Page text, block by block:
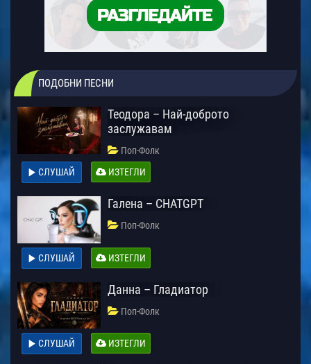
ПОДОБНИ ПЕСНИ
Теодора – Най-доброто
заслужавам
Поп-Фолк
СЛУШАЙ
ИЗТЕГЛИ
Галена – CHATGPT
Поп-Фолк
СЛУШАЙ ИЗТЕГЛИ
Данна – Гладиатор
Поп-Фолк
СЛУШАЙ ИЗТЕГЛИ